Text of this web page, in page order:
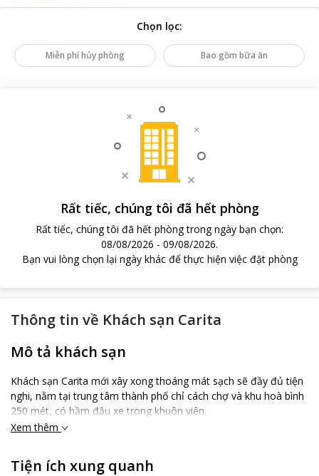
Chọn lọc:
Miễn phí hủy phòng Bao gồm bữa ăn
Rất tiếc, chúng tôi đã hết phòng
Rất tiếc, chúng tôi đã hết phòng trong ngày bạn chọn:
08/08/2026 - 09/08/2026.
Bạn vui lòng chọn lại ngày khác để thực hiện việc đặt phòng
Thông tin về Khách sạn Carita
Mô tả khách sạn
Khách sạn Carita mới xây xong thoáng mát sạch sẽ đầy đủ tiện
nghi, nằm tại trung tâm thành phố chỉ cách chợ và khu hoà bình
250 mét, có hầm đậu xe trong khuôn viên.
Xem thêm
Tiện ích xung quanh